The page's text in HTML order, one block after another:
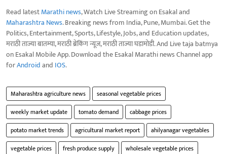
Read latestMarathi news, Watch Live Streaming on Esakal and
Maharashtra News. Breaking news from India, Pune, Mumbai. Get the
Politics, Entertainment, Sports, Lifestyle, Jobs, and Education updates,
मराठी ताज्या बातम्या, मराठी ब्रेकिंग न्यूज, मराठी ताज्या घडामोडी. And Live taja batmya
on Esakal Mobile App. Download the Esakal Marathi news Channel app
forAndroidand IOS.
Maharashtra agriculture news
seasonal vegetable prices
weekly market update
tomato demand
cabbage prices
potato market trends
agricultural market report
ahilyanagar vegetables
vegetable prices
fresh produce supply
wholesale vegetable prices